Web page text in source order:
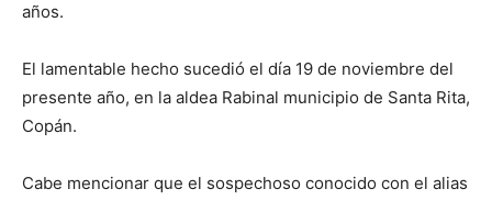
años.
El lamentable hecho sucedió el día 19 de noviembre del
presente año, en la aldea Rabinal municipio de Santa Rita,
Copán.
Cabe mencionar que el sospechoso conocido con el alias